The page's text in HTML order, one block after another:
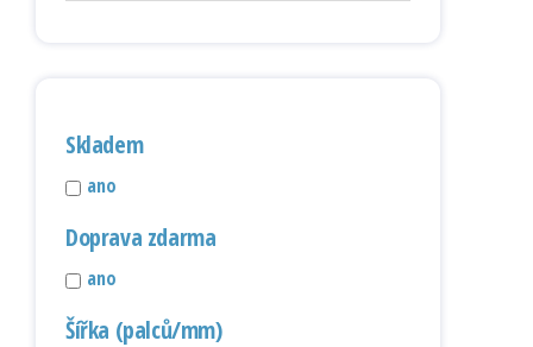
Skladem
ano
Doprava zdarma
ano
Šířka (palců/mm)